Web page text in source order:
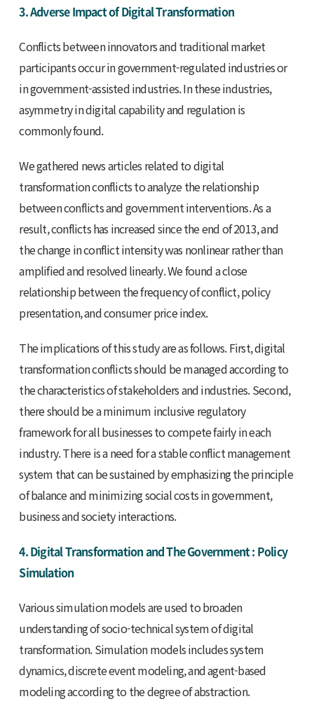
3. Adverse Impact of Digital Transformation
Conflicts between innovators and traditional market
participants occur in government-regulated industries or
in government-assisted industries. In these industries,
asymmetry in digital capability and regulation is
commonly found.
We gathered news articles related to digital
transformation conflicts to analyze the relationship
between conflicts and government interventions. As a
result, conflicts has increased since the end of 2013, and
the change in conflict intensity was nonlinear rather than
amplified and resolved linearly. We found a close
relationship between the frequency of conflict, policy
presentation, and consumer price index.
The implications of this study are as follows. First, digital
transformation conflicts should be managed according to
the characteristics of stakeholders and industries. Second,
there should be a minimum inclusive regulatory
framework for all businesses to compete fairly in each
industry. There is a need for a stable conflict management
system that can be sustained by emphasizing the principle
of balance and minimizing social costs in government,
business and society interactions.
4. Digital Transformation and The Government : Policy
Simulation
Various simulation models are used to broaden
understanding of socio-technical system of digital
transformation. Simulation models includes system
dynamics, discrete event modeling, and agent-based
modeling according to the degree of abstraction.